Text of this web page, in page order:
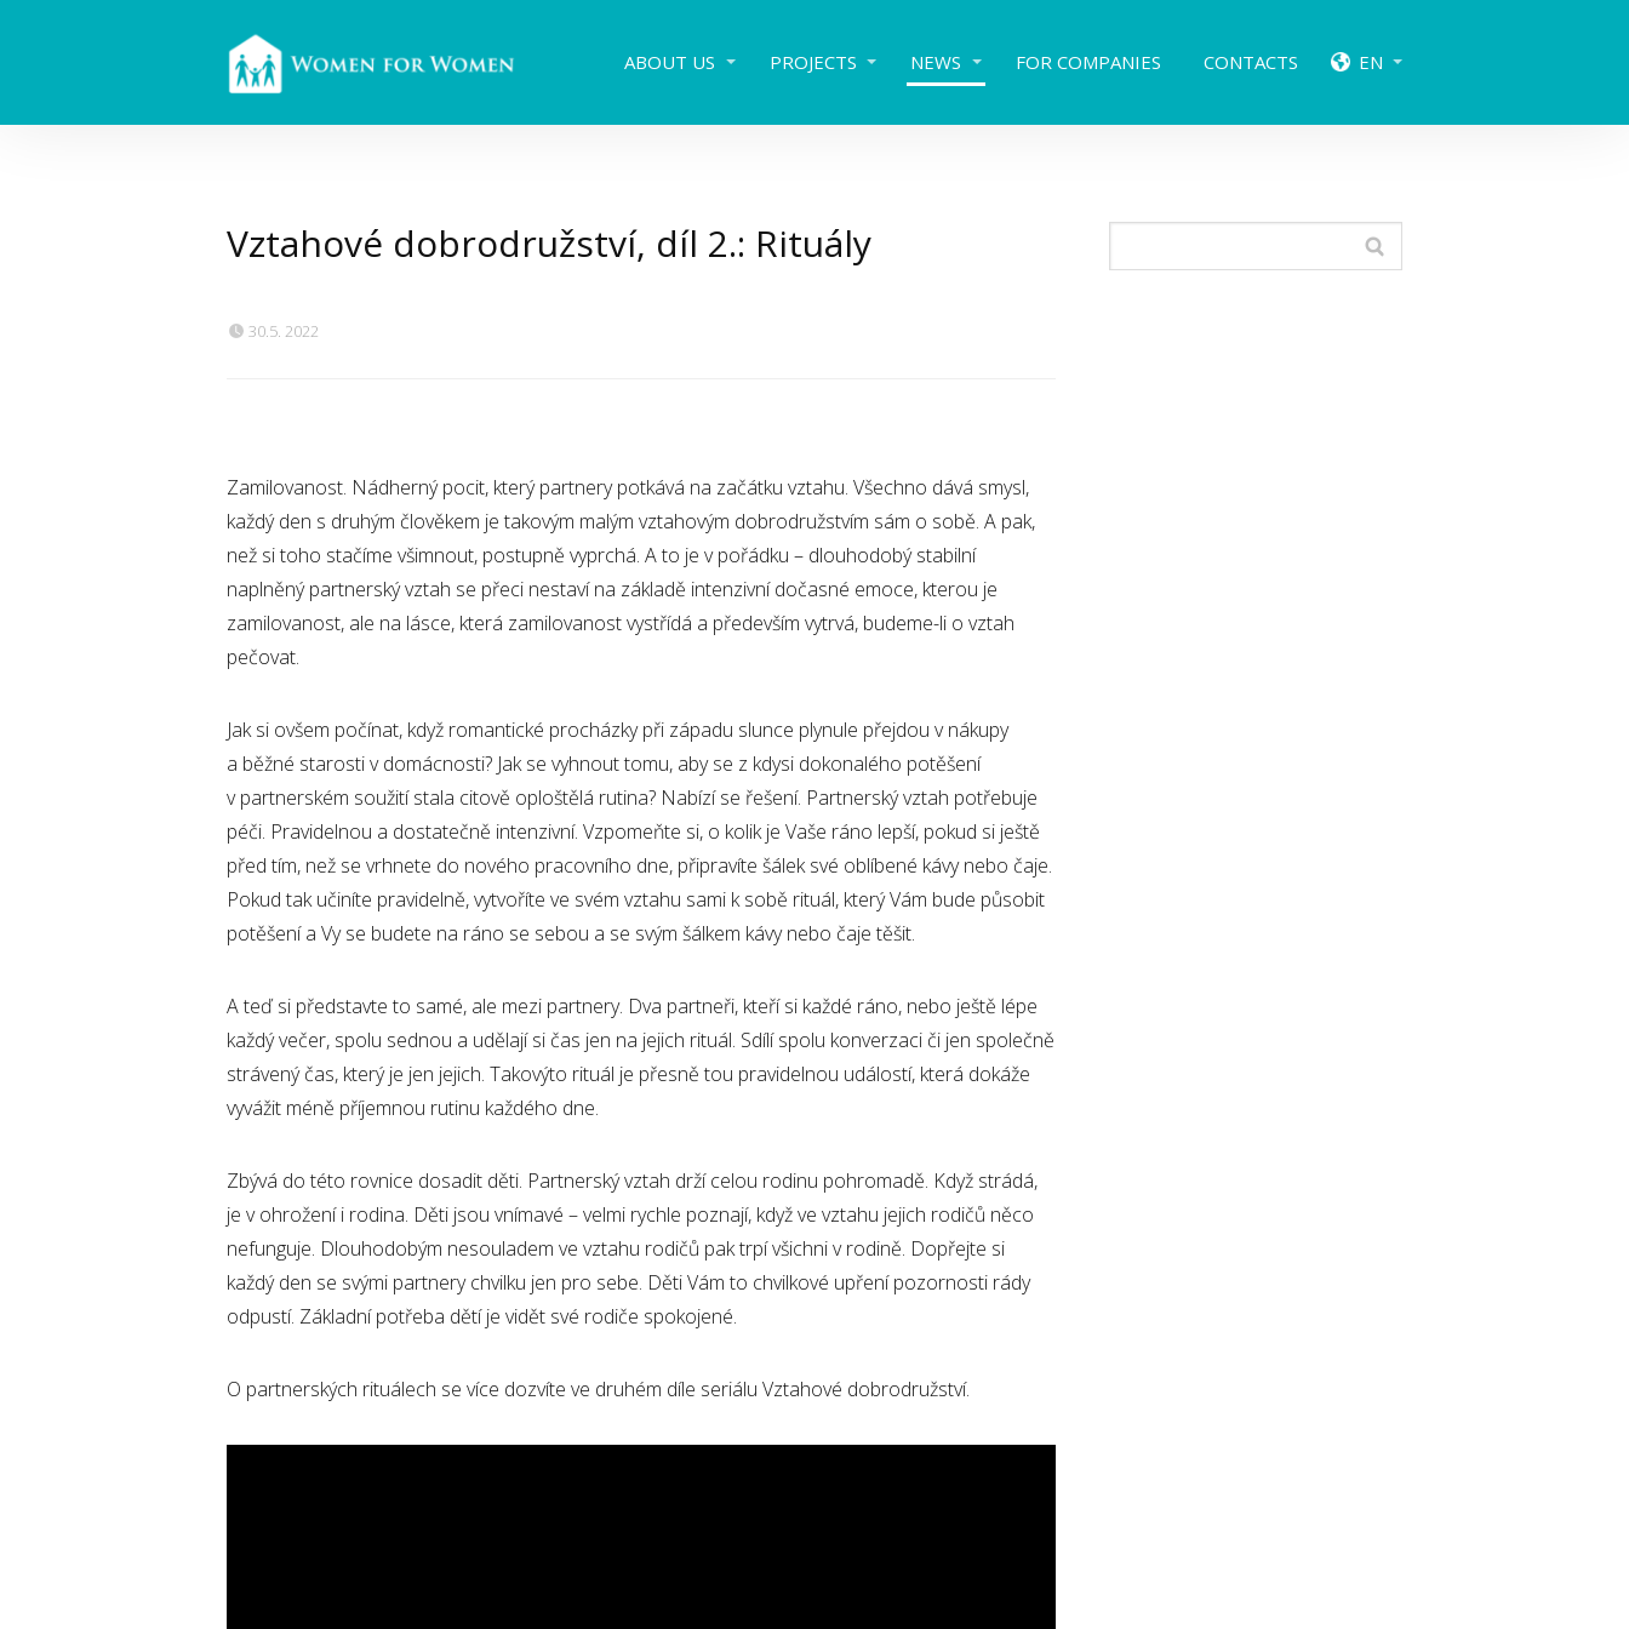
ABOUT US PROJECTS NEWS FOR COMPANIES CONTACTS EN
Vztahové dobrodružství, díl 2.: Rituály
30.5. 2022
Zamilovanost. Nádherný pocit, který partnery potkává na začátku vztahu. Všechno dává smysl,
každý den s druhým člověkem je takovým malým vztahovým dobrodružstvím sám o sobě. A pak,
než si toho stačíme všimnout, postupně vyprchá. A to je v pořádku – dlouhodobý stabilní
naplněný partnerský vztah se přeci nestaví na základě intenzivní dočasné emoce, kterou je
zamilovanost, ale na lásce, která zamilovanost vystřídá a především vytrvá, budeme-li o vztah
pečovat.
Jak si ovšem počínat, když romantické procházky při západu slunce plynule přejdou v nákupy
a běžné starosti v domácnosti? Jak se vyhnout tomu, aby se z kdysi dokonalého potěšení
v partnerském soužití stala citově oploštělá rutina? Nabízí se řešení. Partnerský vztah potřebuje
péči. Pravidelnou a dostatečně intenzivní. Vzpomeňte si, o kolik je Vaše ráno lepší, pokud si ještě
před tím, než se vrhnete do nového pracovního dne, připravíte šálek své oblíbené kávy nebo čaje.
Pokud tak učiníte pravidelně, vytvoříte ve svém vztahu sami k sobě rituál, který Vám bude působit
potěšení a Vy se budete na ráno se sebou a se svým šálkem kávy nebo čaje těšit.
A teď si představte to samé, ale mezi partnery. Dva partneři, kteří si každé ráno, nebo ještě lépe
každý večer, spolu sednou a udělají si čas jen na jejich rituál. Sdílí spolu konverzaci či jen společně
strávený čas, který je jen jejich. Takovýto rituál je přesně tou pravidelnou událostí, která dokáže
vyvážit méně příjemnou rutinu každého dne.
Zbývá do této rovnice dosadit děti. Partnerský vztah drží celou rodinu pohromadě. Když strádá,
je v ohrožení i rodina. Děti jsou vnímavé – velmi rychle poznají, když ve vztahu jejich rodičů něco
nefunguje. Dlouhodobým nesouladem ve vztahu rodičů pak trpí všichni v rodině. Dopřejte si
každý den se svými partnery chvilku jen pro sebe. Děti Vám to chvilkové upření pozornosti rády
odpustí. Základní potřeba dětí je vidět své rodiče spokojené.
O partnerských rituálech se více dozvíte ve druhém díle seriálu Vztahové dobrodružství.